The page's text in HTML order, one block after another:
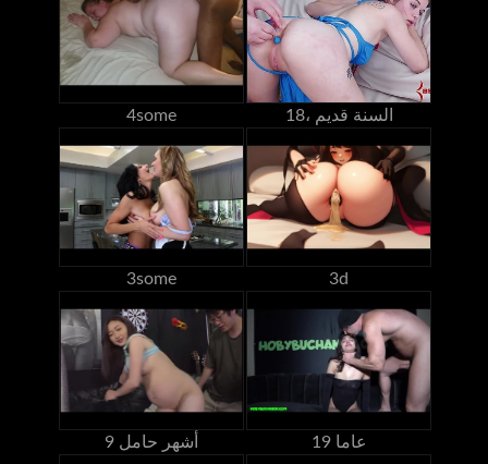
4some 18، السنة قديم
3some 3d
9 أشهر حامل 19 عاما